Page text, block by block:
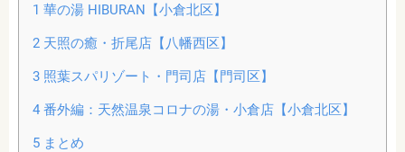
1 華の湯 HIBURAN【小倉北区】
2天照の癒・折尾店【八幡西区】
3照葉スパリゾート・門司店【門司区】
4番外編：天然温泉コロナの湯・小倉店【小倉北区】
5まとめ